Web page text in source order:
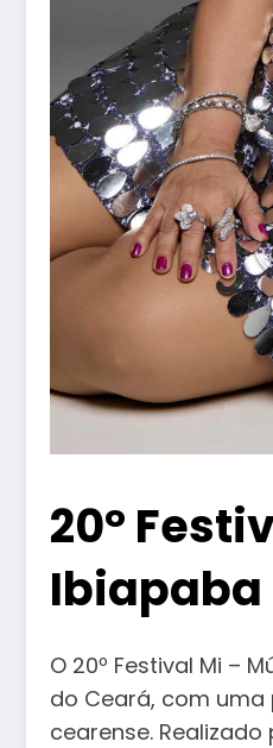
20°
Ibiapaba
O 20º Festival Mi –
do Ceará, com
cearense.